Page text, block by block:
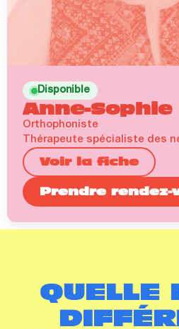
Disponible
Anne-Sophie
Orthophoniste
Thérapeute spécialiste des
Voir la fiche
Prendre rendez-
QUELLE